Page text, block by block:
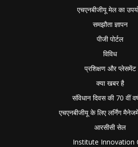
एचएनबीजीयू मेल का
समझौता ज्ञापन
पीजी पोर्टल
विविध
प्रशिक्षण और प्लेसमेंट
क्या खबर है
संविधान दिवस की 70 वीं
एचएनबीजीयू के लिए लर्निंग
आरसीसी सेल
Institute Innovation